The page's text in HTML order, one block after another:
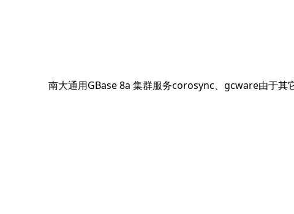
下
南大通用GBase 8a 集群服务corosync、gcware由于其